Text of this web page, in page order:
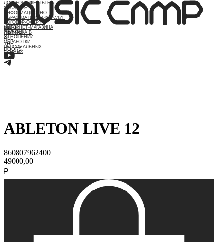
MUSIC
OPENS
ALL
THE
DOORS
ДОГОВОР ОФЕРТЫ НА
ОКАЗАНИЕ
ИНФОРМАЦИОННО-
ОБРАЗОВАТЕЛЬНЫХ УСЛУГ
ДОГОВОР-ОФЕРТА
ИНТЕРНЕТ-МАГАЗИНА
ПОЛИТИКА В
ОТНОШЕНИИ
ОБРАБОТКИ
ПЕРСОНАЛЬНЫХ
ДАННЫХ
ABLETON LIVE 12
860807962400
49000,00
₽